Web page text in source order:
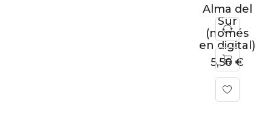
Alma del
Sur
(només
en digital)
5,50€